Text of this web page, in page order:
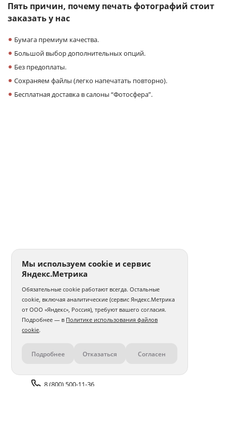
Пять причин, почему печать фотографий стоит
заказать у нас
Бумага премиум качества.
Большой выбор дополнительных опций.
Без предоплаты.
Сохраняем файлы (легко напечатать повторно).
Бесплатная доставка в салоны “Фотосфера”.
Контакты
8 (800) 500-11-36
Мы используем cookie и сервис
Яндекс.Метрика
Обязательные cookie работают всегда. Остальные
cookie, включая аналитические (сервис Яндекс.Метрика
от ООО «Яндекс», Россия), требуют вашего согласия.
Подробнее — в Политике использования файлов
cookie.
Подробнее Отказаться Согласен